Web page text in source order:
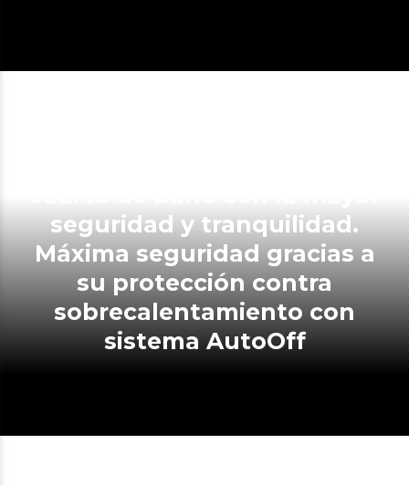
seguridad y tranquilidad.
Máxima seguridad gracias a
su protección contra
sobrecalentamiento con
sistema AutoOff